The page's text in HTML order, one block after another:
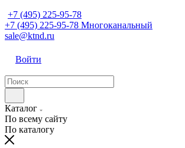
+7 (495) 225-95-78
+7 (495) 225-95-78 Многоканальный
sale@ktnd.ru
Войти
Каталог
По всему сайту
По каталогу